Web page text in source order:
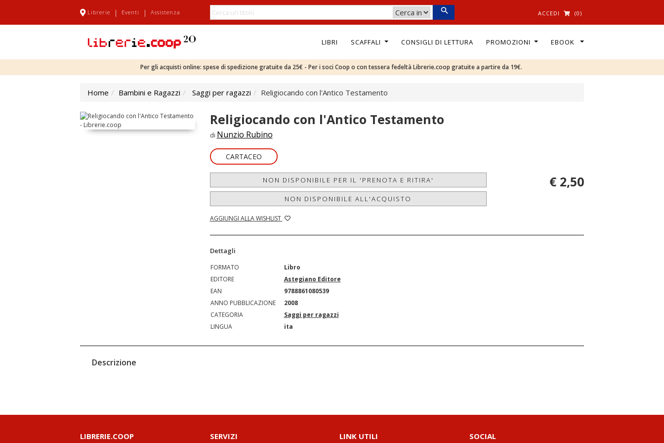
Librerie | Eventi | Assistenza ACCEDI (0)
LIBRI SCAFFALI CONSIGLI DI LETTURA PROMOZIONI EBOOK
Per gli acquisti online: spese di spedizione gratuite da 25€ - Per i soci Coop o con tessera fedeltà Librerie.coop gratuite a partire da 19€.
Home Bambini e Ragazzi Saggi per ragazzi Religiocando con l'Antico Testamento
Religiocando con l'Antico Testamento
di Nunzio Rubino
CARTACEO
NON DISPONIBILE PER IL 'PRENOTA E RITIRA'
NON DISPONIBILE ALL'ACQUISTO
AGGIUNGI ALLA WISHLIST
€ 2,50
Dettagli
FORMATO
Libro
EDITORE
Astegiano Editore
EAN
9788861080539
ANNO PUBBLICAZIONE
2008
CATEGORIA
Saggi per ragazzi
LINGUA
ita
Descrizione
LIBRERIE.COOP SERVIZI LINK UTILI SOCIAL